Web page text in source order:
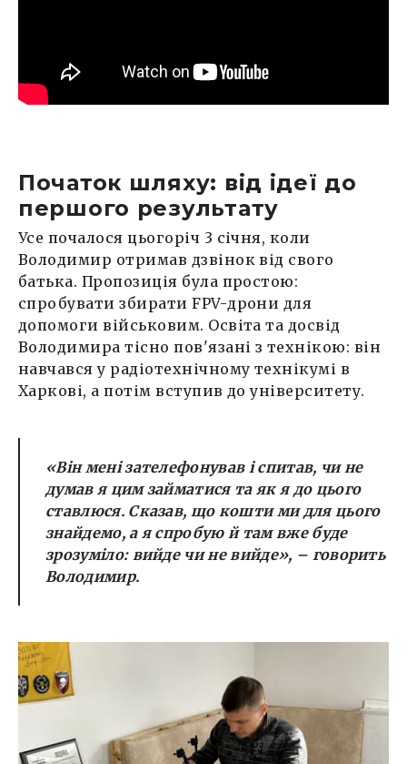
Початок шляху: від ідеї до
першого результату
Усе почалося цьогоріч 3 січня, коли
Володимир отримав дзвінок від свого
батька. Пропозиція була простою:
спробувати збирати FPV-дрони для
допомоги військовим. Освіта та досвід
Володимира тісно пов'язані з технікою: він
навчався у радіотехнічному технікумі в
Харкові, а потім вступив до університету.
«Він мені зателефонував і спитав, чи не
думав я цим займатися та як я до цього
ставлюся. Сказав, що кошти ми для цього
знайдемо, а я спробую й там вже буде
зрозуміло: вийде чи не вийде», – говорить
Володимир.